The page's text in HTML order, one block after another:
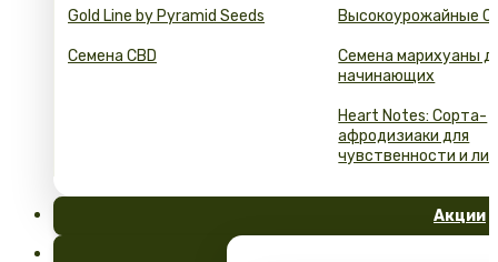
Gold Line by Pyramid Seeds
Семена CBD
Высокоурожайные
Семена марихуаны
начинающих
Heart Notes: Сорта-
афродизиаки для
чувственности и
Акции